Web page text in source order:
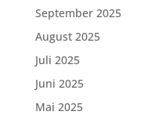
September 2025
August 2025
Juli 2025
Juni 2025
Mai 2025